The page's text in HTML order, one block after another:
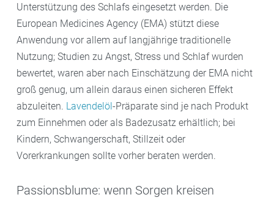
Unterstützung des Schlafs eingesetzt werden. Die
European Medicines Agency (EMA) stützt diese
Anwendung vor allem auf langjährige traditionelle
Nutzung; Studien zu Angst, Stress und Schlaf wurden
bewertet, waren aber nach Einschätzung der EMA nicht
groß genug, um allein daraus einen sicheren Effekt
abzuleiten. Lavendelöl-Präparate sind je nach Produkt
zum Einnehmen oder als Badezusatz erhältlich; bei
Kindern, Schwangerschaft, Stillzeit oder
Vorerkrankungen sollte vorher beraten werden.
Passionsblume: wenn Sorgen kreisen